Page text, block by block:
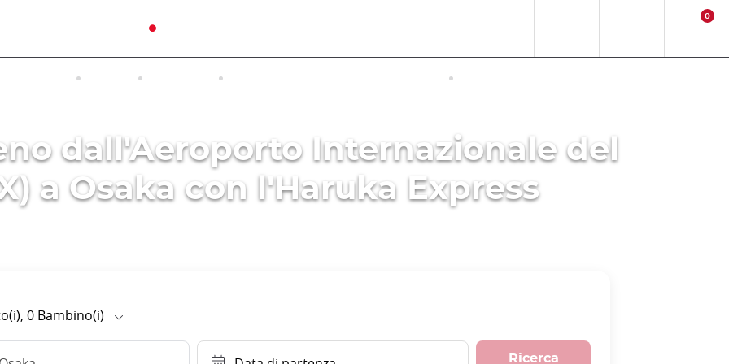
0
dall'Aeroporto Internazionale del
a Osaka con l'Haruka Express
0 Bambino(i)
Ricerca